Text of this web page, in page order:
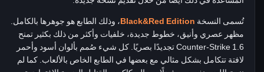
تُسمى النسخة Black&Red Edition، وذلك الطابع هو جوهرها بالكامل.
مظهر عصري وأنيق، خطوط جديدة، خلفيات وأكثر من ذلك بكثير تمنح
Counter-Strike 1.6 تجديدًا بصريًا. كل شيء صُمم بألوان أسود وأحمر
لافتة تتكامل بشكل مثالي مع بعضها في الطابع الخاص بالألعاب. كما لم